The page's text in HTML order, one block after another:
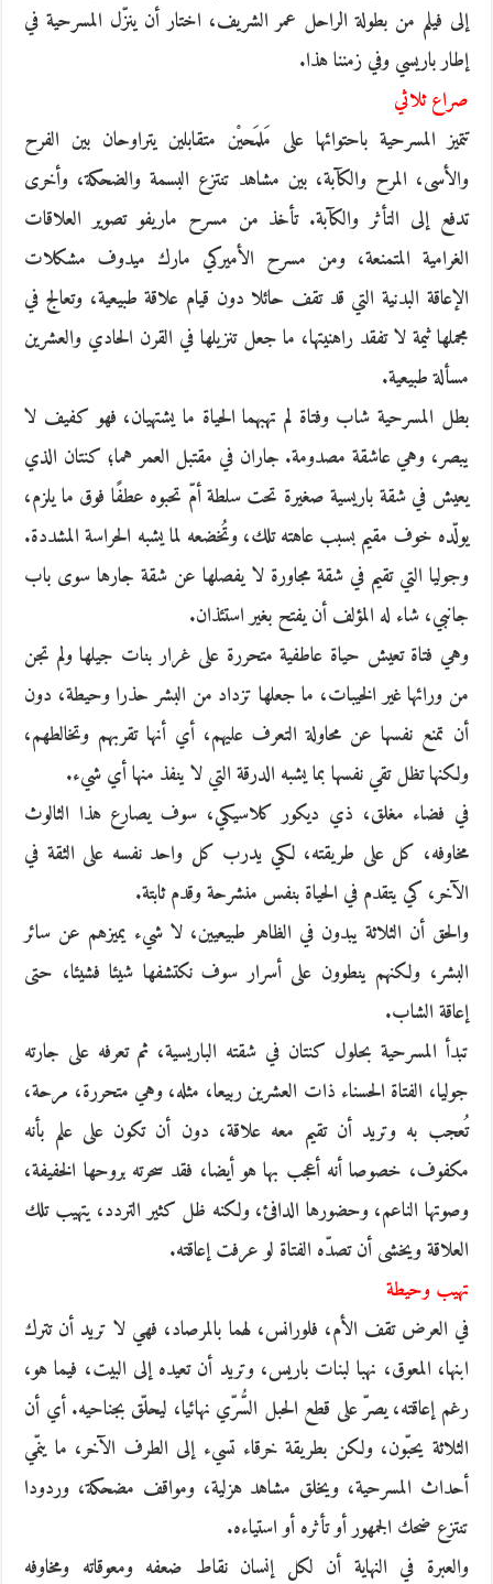
إلى فيلم من بطولة الراحل عمر الشريف، اختار أن ينزّل المسرحية في
إطار باريسي وفي زمننا هذا.
صراع ثلاثي
تتميز المسرحية باحتوائها على مَلمَحيْن متقابلين يتراوحان بين الفرح
والأسى، المرح والكآبة، بين مشاهد تنتزع البسمة والضحكة، وأخرى
تدفع إلى التأثر والكآبة. تأخذ من مسرح ماريفو تصوير العلاقات
الغرامية المتمنعة، ومن مسرح الأميركي مارك ميدوف مشكلات
الإعاقة البدنية التي قد تقف حائلا دون قيام علاقة طبيعية، وتعالج في
مجملها ثيمة لا تفقد راهنيتها، ما جعل تنزيلها في القرن الحادي والعشرين
مسألة طبيعية.
بطل المسرحية شاب وفتاة لم تهبهما الحياة ما يشتهيان، فهو كفيف لا
يبصر، وهي عاشقة مصدومة. جاران في مقتبل العمر هما؛ كنتان الذي
يعيش في شقة باريسية صغيرة تحت سلطة أمّ تحبوه عطفًا فوق ما يلزم،
يولّده خوف مقيم بسبب عاهته تلك، وتُخضعه لما يشبه الحراسة المشددة.
وجوليا التي تقيم في شقة مجاورة لا يفصلها عن شقة جارها سوى باب
جانبي، شاء له المؤلف أن يفتح بغير استئذان.
وهي فتاة تعيش حياة عاطفية متحررة على غرار بنات جيلها ولم تجن
من ورائها غير الخيبات، ما جعلها تزداد من البشر حذرا وحيطة، دون
أن تمنع نفسها عن محاولة التعرف عليهم، أي أنها تقربهم وتخالطهم،
ولكنها تظل تقي نفسها بما يشبه الدرقة التي لا ينفذ منها أي شيء.
في فضاء مغلق، ذي ديكور كلاسيكي، سوف يصارع هذا الثالوث
مخاوفه، كل على طريقته، لكي يدرب كل واحد نفسه على الثقة في
الآخر، كي يتقدم في الحياة بنفس منشرحة وقدم ثابتة.
والحق أن الثلاثة يبدون في الظاهر طبيعيين، لا شيء يميزهم عن سائر
البشر، ولكنهم ينطوون على أسرار سوف نكتشفها شيئا فشيئا، حتى
إعاقة الشاب.
تبدأ المسرحية بحلول كنتان في شقته الباريسية، ثم تعرفه على جارته
جوليا، الفتاة الحسناء ذات العشرين ربيعا، مثله، وهي متحررة، مرحة،
تُعجب به وتريد أن تقيم معه علاقة، دون أن تكون على علم بأنه
مكفوف، خصوصا أنه أعجب بها هو أيضا، فقد سحرته بروحها الخفيفة،
وصوتها الناعم، وحضورها الدافئ، ولكنه ظل كثير التردد، يتهيب تلك
العلاقة ويخشى أن تصدّه الفتاة لو عرفت إعاقته.
تهيب وحيطة
في العرض تقف الأم، فلورانس، لهما بالمرصاد، فهي لا تريد أن تترك
ابنها، المعوق، نهبا لبنات باريس، وتريد أن تعيده إلى البيت، فيما هو،
رغم إعاقته، يصرّ على قطع الحبل السُّرّي نهائيا، ليحلّق بجناحيه. أي أن
الثلاثة يحبّون، ولكن بطريقة خرقاء تسيء إلى الطرف الآخر، ما ينمّي
أحداث المسرحية، ويخلق مشاهد هزلية، ومواقف مضحكة، وردودا
تنتزع ضحك الجمهور أو تأثره أو استياءه.
والعبرة في النهاية أن لكل إنسان نقاط ضعفه ومعوقاته ومخاوفه